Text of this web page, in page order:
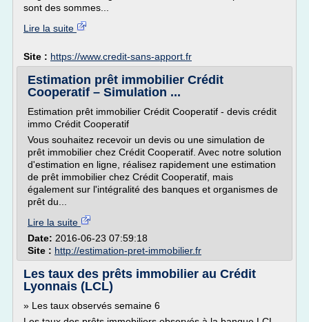
sont des sommes...
Lire la suite
Site : https://www.credit-sans-apport.fr
Estimation prêt immobilier Crédit
Cooperatif – Simulation ...
Estimation prêt immobilier Crédit Cooperatif - devis crédit
immo Crédit Cooperatif
Vous souhaitez recevoir un devis ou une simulation de
prêt immobilier chez Crédit Cooperatif. Avec notre solution
d'estimation en ligne, réalisez rapidement une estimation
de prêt immobilier chez Crédit Cooperatif, mais
également sur l'intégralité des banques et organismes de
prêt du...
Lire la suite
Date: 2016-06-23 07:59:18
Site : http://estimation-pret-immobilier.fr
Les taux des prêts immobilier au Crédit
Lyonnais (LCL)
» Les taux observés semaine 6